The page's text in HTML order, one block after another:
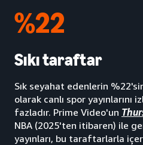
%22
Sıkı taraftar
Sık seyahat edenlerin
olarak canlı spor yayınlarını
fazladır. Prime Video'un
NBA (2025'ten itibaren) ile
yayınları, bu taraftarlarla